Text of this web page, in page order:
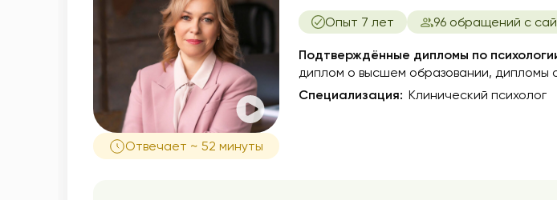
Отвечает ~ 52 минуты
Опыт 7 лет 96 обращений с
Подтверждённые дипломы по
диплом о высшем образовании дипломы
Специализация: Клинический психолог